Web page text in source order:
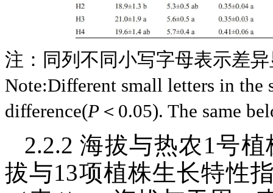
注：同列不同小写字母表示差
Note:Different small letters in the
difference(P ＜0.05). The same
2.2.2 海拔与热农1号
拔与13项植株生长特性